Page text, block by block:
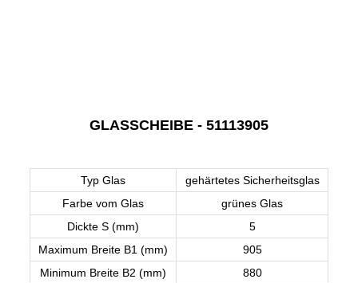
GLASSCHEIBE - 51113905
Typ Glas
gehärtetes Sicherheitsglas
Farbe vom Glas
grünes Glas
Dickte S (mm)
5
Maximum Breite B1 (mm)
905
Minimum Breite B2 (mm)
880